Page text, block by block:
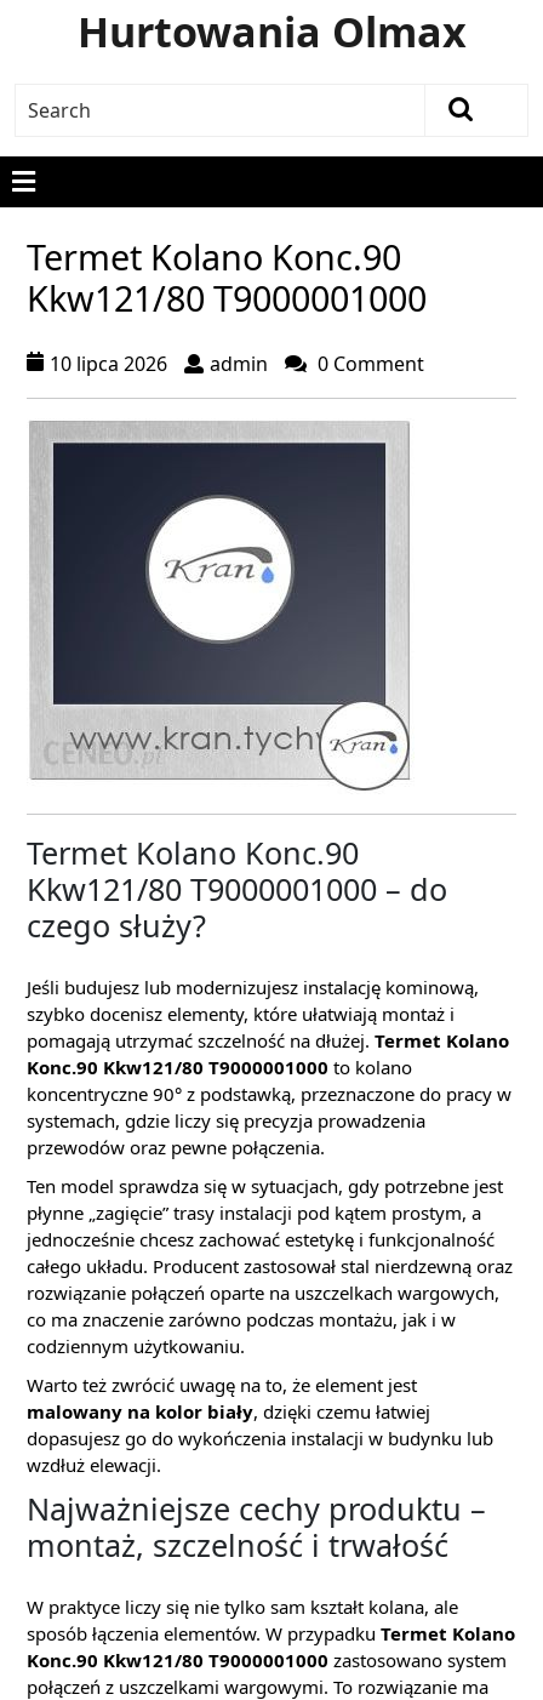
Hurtowania Olmax
Termet Kolano Konc.90
Kkw121/80 T9000001000
10 lipca 2026 admin 0 Comment
Termet Kolano Konc.90
Kkw121/80 T9000001000 – do
czego służy?
Jeśli budujesz lub modernizujesz instalację kominową,
szybko docenisz elementy, które ułatwiają montaż i
pomagają utrzymać szczelność na dłużej. Termet Kolano
Konc.90 Kkw121/80 T9000001000 to kolano
koncentryczne 90° z podstawką, przeznaczone do pracy w
systemach, gdzie liczy się precyzja prowadzenia
przewodów oraz pewne połączenia.
Ten model sprawdza się w sytuacjach, gdy potrzebne jest
płynne „zagięcie” trasy instalacji pod kątem prostym, a
jednocześnie chcesz zachować estetykę i funkcjonalność
całego układu. Producent zastosował stal nierdzewną oraz
rozwiązanie połączeń oparte na uszczelkach wargowych,
co ma znaczenie zarówno podczas montażu, jak i w
codziennym użytkowaniu.
Warto też zwrócić uwagę na to, że element jest
malowany na kolor biały, dzięki czemu łatwiej
dopasujesz go do wykończenia instalacji w budynku lub
wzdłuż elewacji.
Najważniejsze cechy produktu –
montaż, szczelność i trwałość
W praktyce liczy się nie tylko sam kształt kolana, ale
sposób łączenia elementów. W przypadku Termet Kolano
Konc.90 Kkw121/80 T9000001000 zastosowano system
połączeń z uszczelkami wargowymi. To rozwiązanie ma